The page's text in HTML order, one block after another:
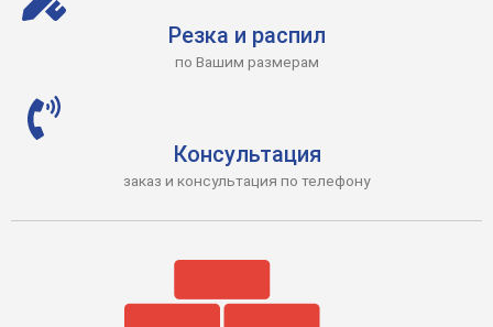
Резка и распил
по Вашим размерам
Консультация
заказ и консультация по телефону